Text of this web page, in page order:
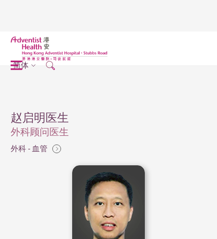
简体
赵启明医生
外科顾问医生
外科 - 血管